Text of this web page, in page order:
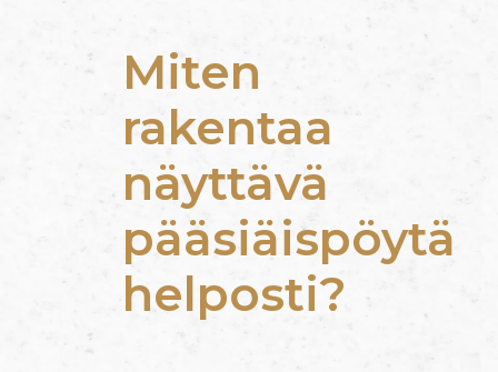
Miten
rakentaa
näyttävä
pääsiäispöytä
helposti?